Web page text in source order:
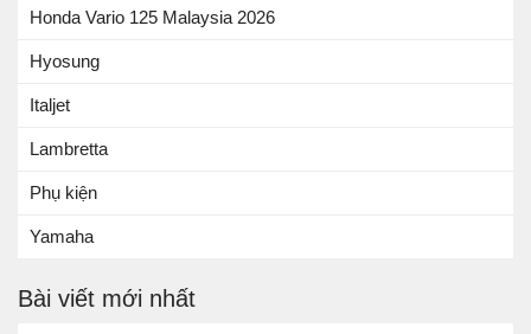
Honda Vario 125 Malaysia 2026
Hyosung
Italjet
Lambretta
Phụ kiện
Yamaha
Bài viết mới nhất